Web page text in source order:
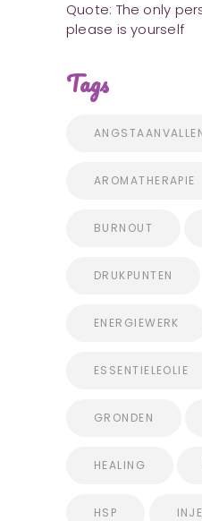
Quote: The only
please is yourself
Tags
AROMATHERAPIE
BURNOUT
DRUKPUNTEN
ENERGIEWERK
ESSENTIELEOLIE
GRONDEN
HEALING
HSP